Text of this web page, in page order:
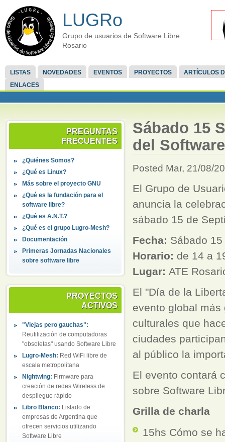
LUGRo
Grupo de usuarios de Software Libre
Rosario
LISTAS NOVEDADES EVENTOS PROYECTOS
ARTÍCULOS
ENLACES
PREGUNTAS
FRECUENTES
¿Quiénes Somos?
¿Qué es Linux?
Más sobre el proyecto GNU
¿Qué es la fundación para el
software libre?
¿Qué es A.N.T.?
¿Qué es el grupo Lugro-Mesh?
Documentación
Primeras Jornadas Nacionales
sobre software libre
PROYECTOS
ACTIVOS
"Viejas pero gauchas":
Reutilización de computadoras
"obsoletas" usando Software Libre
Lugro-Mesh: Red WiFi libre de
escala metropolitana
Nightwing: Firmware para
creación de redes Wireless de
despliegue rápido
Libro Blanco: Listado de
empresas de Argentina que
ofrecen servicios utilizando
Software Libre
Sábado 15
del
Posted Mar, 21/08/
El Grupo de
anuncia la
sábado 15 de
Fecha: Sábado
Horario: de 14 a
Lugar: ATE
El "Día de la
evento global
culturales que
ciudades
al público la
El evento contará
sobre Software
Grilla de charla
15hs Cómo se